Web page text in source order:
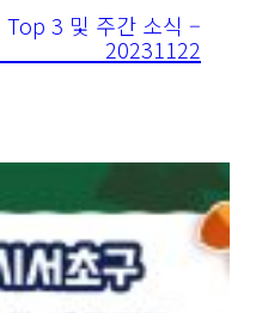
Top 3 및 주간 소식 –
20231122